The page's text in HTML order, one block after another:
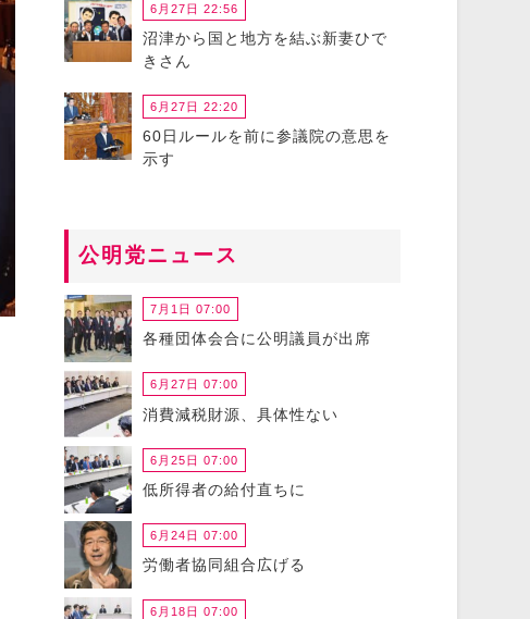
6月27日 22:56
沼津から国と地方を結ぶ新妻ひで
きさん
6月27日 22:20
60日ルールを前に参議院の意思を
示す
公明党ニュース
7月1日 07:00
各種団体会合に公明議員が出席
6月27日 07:00
消費減税財源、具体性ない
6月25日 07:00
低所得者の給付直ちに
6月24日 07:00
労働者協同組合広げる
6月18日 07:00